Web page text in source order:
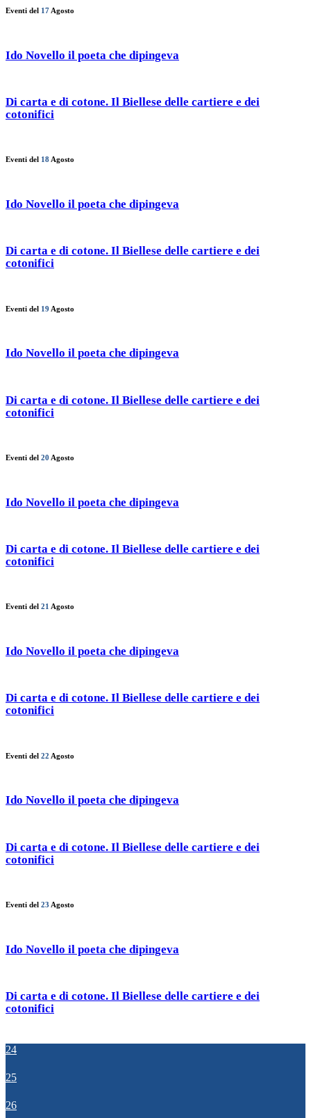
Eventi del 17 Agosto
Ido Novello il poeta che dipingeva
Di carta e di cotone. Il Biellese delle cartiere e dei
cotonifici
Eventi del 18 Agosto
Ido Novello il poeta che dipingeva
Di carta e di cotone. Il Biellese delle cartiere e dei
cotonifici
Eventi del 19 Agosto
Ido Novello il poeta che dipingeva
Di carta e di cotone. Il Biellese delle cartiere e dei
cotonifici
Eventi del 20 Agosto
Ido Novello il poeta che dipingeva
Di carta e di cotone. Il Biellese delle cartiere e dei
cotonifici
Eventi del 21 Agosto
Ido Novello il poeta che dipingeva
Di carta e di cotone. Il Biellese delle cartiere e dei
cotonifici
Eventi del 22 Agosto
Ido Novello il poeta che dipingeva
Di carta e di cotone. Il Biellese delle cartiere e dei
cotonifici
Eventi del 23 Agosto
Ido Novello il poeta che dipingeva
Di carta e di cotone. Il Biellese delle cartiere e dei
cotonifici
24
25
26